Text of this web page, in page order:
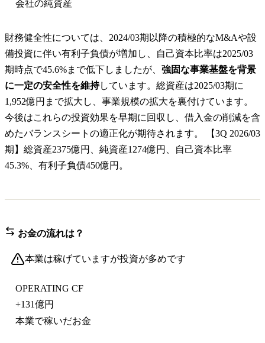
会社の純資産
財務健全性については、2024/03期以降の積極的なM&Aや設
備投資に伴い有利子負債が増加し、自己資本比率は2025/03
期時点で45.6%まで低下しましたが、 強固な事業基盤を背景
に一定の安全性を維持しています。総資産は2025/03期に
1,952億円まで拡大し、事業規模の拡大を裏付けています。
今後はこれらの投資効果を早期に回収し、借入金の削減を含
めたバランスシートの適正化が期待されます。 【3Q 2026/03
期】総資産2375億円、純資産1274億円、自己資本比率
45.3%、有利子負債450億円。
お金の流れは？
本業は稼げていますが投資が多めです
OPERATING CF
+131億円
本業で稼いだお金